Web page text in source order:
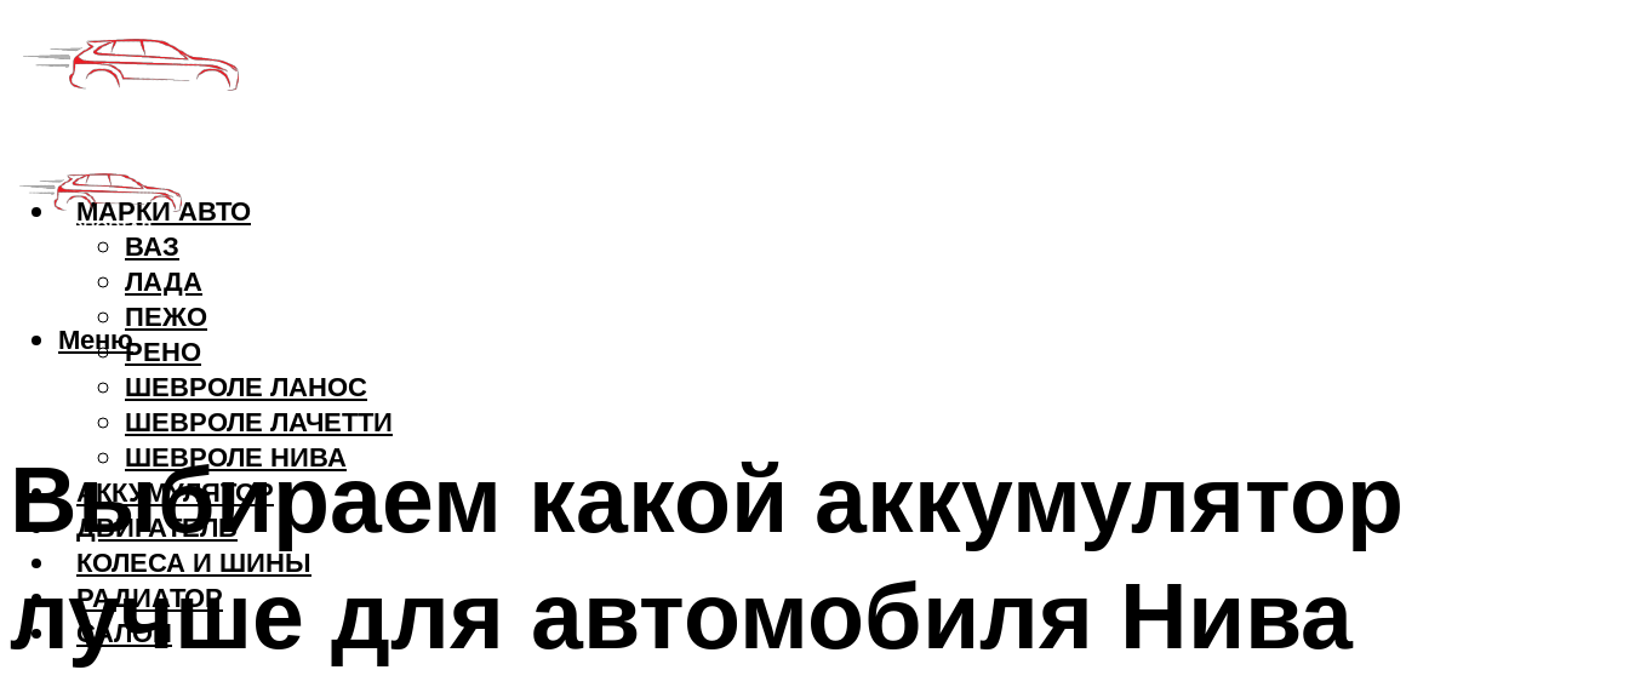
МАРКИ АВТО
ВАЗ
ЛАДА
ПЕЖО
РЕНО
ШЕВРОЛЕ ЛАНОС
ШЕВРОЛЕ ЛАЧЕТТИ
ШЕВРОЛЕ НИВА
АККУМУЛЯТОР
ДВИГАТЕЛЬ
КОЛЕСА И ШИНЫ
РАДИАТОР
САЛОН
Меню
Выбираем какой аккумулятор
лучше для автомобиля Нива